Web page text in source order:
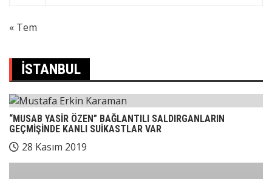
« Tem
İSTANBUL
“MUSAB YASİR ÖZEN” BAĞLANTILI SALDIRGANLARIN
GEÇMİŞİNDE KANLI SUİKASTLAR VAR
28 Kasım 2019